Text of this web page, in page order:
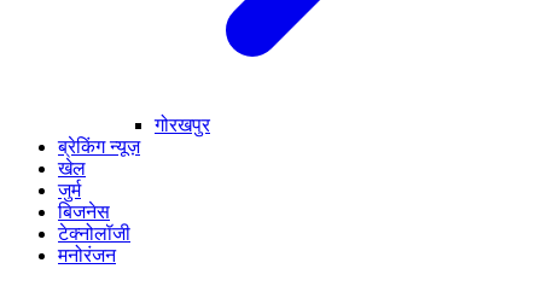
गोरखपुर
ब्रेकिंग न्यूज़
खेल
जुर्म
बिजनेस
टेक्नोलॉजी
मनोरंजन